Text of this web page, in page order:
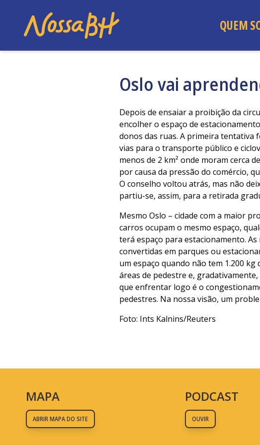
QUEM
Oslo vai
Depois de ensaiar a proibição da
encolher o espaço de
donos das ruas. A primeira tentativa
vias para o transporte público e
menos de 2 km² onde moram cerca
por causa da pressão do comércio,
O conselho voltou atrás, mas não
partiu-se, assim, para a retirada
Mesmo Oslo – cidade com a maior
carros ocupam o mesmo espaço,
terá espaço para estacionamento.
convertidas em parques ou
um espaço quando não tem 1.200
áreas de pedestre e,
que enfrentar logo é o
pedestres. Na nossa visão, um
Foto: Ints Kalnins/Reuters
MAPA
ABRIR MAPA DO SITE
PODCAST
OUVIR